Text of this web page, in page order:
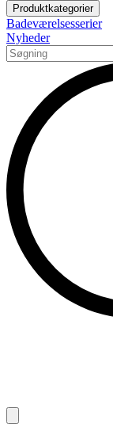
Produktkategorier
Badeværelsesserier
Nyheder